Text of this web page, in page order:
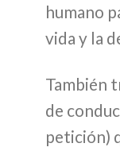
humano
vida y la
También
de
petición)